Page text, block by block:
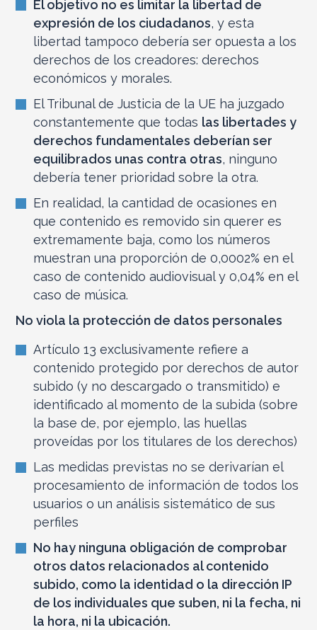
El objetivo no es limitar la libertad de
expresión de los ciudadanos, y esta
libertad tampoco debería ser opuesta a los
derechos de los creadores: derechos
económicos y morales.
El Tribunal de Justicia de la UE ha juzgado
constantemente que todas las libertades y
derechos fundamentales deberían ser
equilibrados unas contra otras, ninguno
debería tener prioridad sobre la otra.
En realidad, la cantidad de ocasiones en
que contenido es removido sin querer es
extremamente baja, como los números
muestran una proporción de 0,0002% en el
caso de contenido audiovisual y 0,04% en el
caso de música.
No viola la protección de datos personales
Artículo 13 exclusivamente refiere a
contenido protegido por derechos de autor
subido (y no descargado o transmitido) e
identificado al momento de la subida (sobre
la base de, por ejemplo, las huellas
proveídas por los titulares de los derechos)
Las medidas previstas no se derivarían el
procesamiento de información de todos los
usuarios o un análisis sistemático de sus
perfiles
No hay ninguna obligación de comprobar
otros datos relacionados al contenido
subido, como la identidad o la dirección IP
de los individuales que suben, ni la fecha, ni
la hora, ni la ubicación.